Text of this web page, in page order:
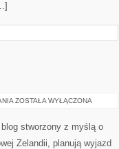
WYSPY
ZOSTAŁA WYŁĄCZONA
stworzony z myślą o
Zelandii, planują wyjazd